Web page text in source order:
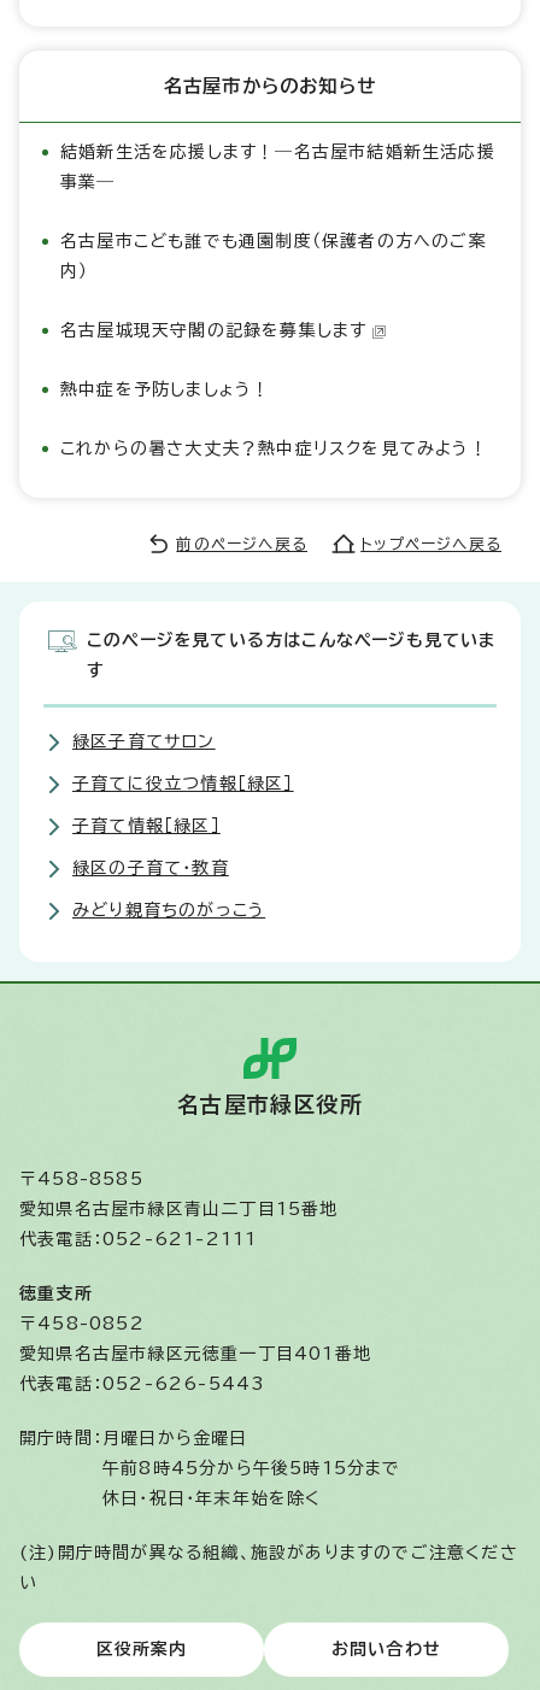
名古屋市からのお知らせ
結婚新生活を応援します！―名古屋市結婚新生活応援
事業―
名古屋市こども誰でも通園制度（保護者の方へのご案
内）
名古屋城現天守閣の記録を募集します
熱中症を予防しましょう！
これからの暑さ大丈夫？熱中症リスクを見てみよう！
前のページへ戻る トップページへ戻る
このページを見ている方はこんなページも見ていま
す
緑区子育てサロン
子育てに役立つ情報［緑区］
子育て情報［緑区］
緑区の子育て・教育
みどり親育ちのがっこう
名古屋市緑区役所
〒458-8585
愛知県名古屋市緑区青山二丁目15番地
代表電話：052-621-2111
徳重支所
〒458-0852
愛知県名古屋市緑区元徳重一丁目401番地
代表電話：052-626-5443
開庁時間： 月曜日から金曜日
午前8時45分から午後5時15分まで
休日・祝日・年末年始を除く
(注)開庁時間が異なる組織、施設がありますのでご注意くださ
い
区役所案内 お問い合わせ